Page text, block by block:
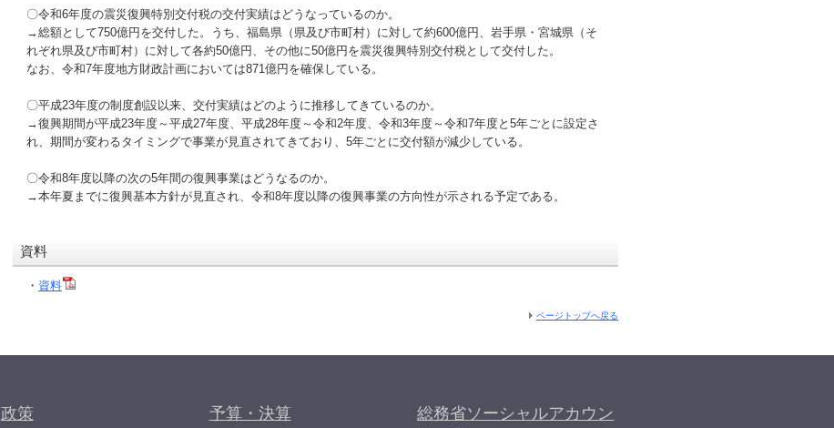
〇令和6年度の震災復興特別交付税の交付実績はどうなっているのか。
→総額として750億円を交付した。うち、福島県（県及び市町村）に対して約600億円、岩手県・宮城県（そ
れぞれ県及び市町村）に対して各約50億円、その他に50億円を震災復興特別交付税として交付した。
なお、令和7年度地方財政計画においては871億円を確保している。
〇平成23年度の制度創設以来、交付実績はどのように推移してきているのか。
→復興期間が平成23年度～平成27年度、平成28年度～令和2年度、令和3年度～令和7年度と5年ごとに設定さ
れ、期間が変わるタイミングで事業が見直されてきており、5年ごとに交付額が減少している。
〇令和8年度以降の次の5年間の復興事業はどうなるのか。
→本年夏までに復興基本方針が見直され、令和8年度以降の復興事業の方向性が示される予定である。
資料
・ 資料
ページトップへ戻る
政策 予算・決算
総務省ソーシャルアカウン